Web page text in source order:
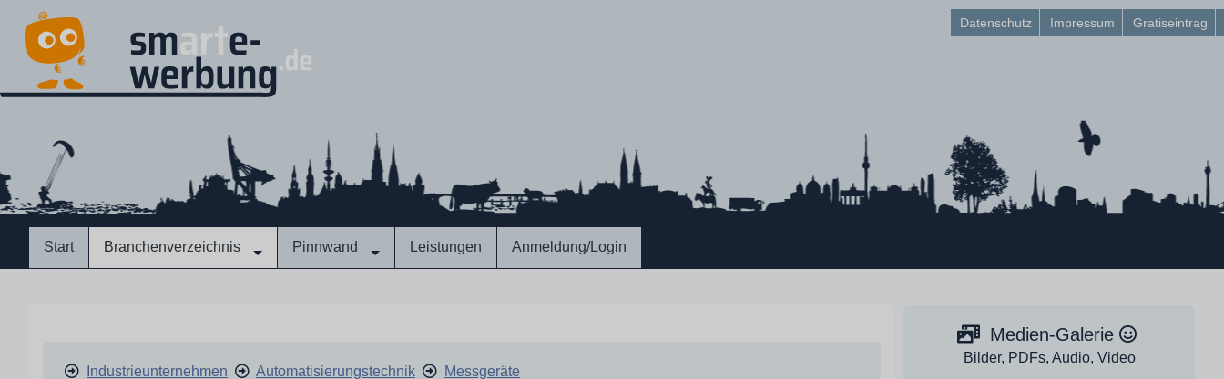
Datenschutz Impressum Gratiseintrag
Start Branchenverzeichnis Pinnwand Leistungen Anmeldung/Login
Industrieunternehmen Automatisierungstechnik
Messgeräte
Medien-Galerie
Bilder, PDFs, Audio, Video